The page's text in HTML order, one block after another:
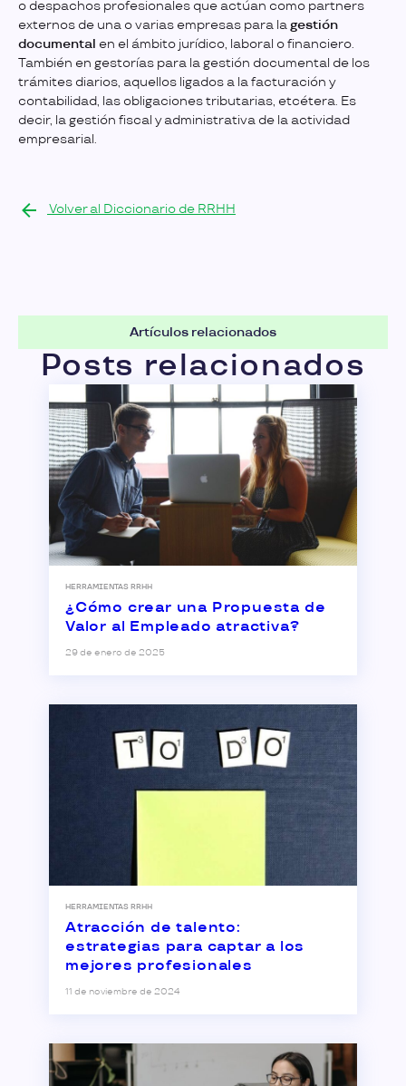
o despachos profesionales que actúan como partners
externos de una o varias empresas para la gestión
documental en el ámbito jurídico, laboral o financiero.
También en gestorías para la gestión documental de los
trámites diarios, aquellos ligados a la facturación y
contabilidad, las obligaciones tributarias, etcétera. Es
decir, la gestión fiscal y administrativa de la actividad
empresarial.
Volver al Diccionario de RRHH
Artículos relacionados
Posts relacionados
HERRAMIENTAS RRHH
¿Cómo crear una Propuesta de
Valor al Empleado atractiva?
29 de enero de 2025
HERRAMIENTAS RRHH
Atracción de talento:
estrategias para captar a los
mejores profesionales
11 de noviembre de 2024